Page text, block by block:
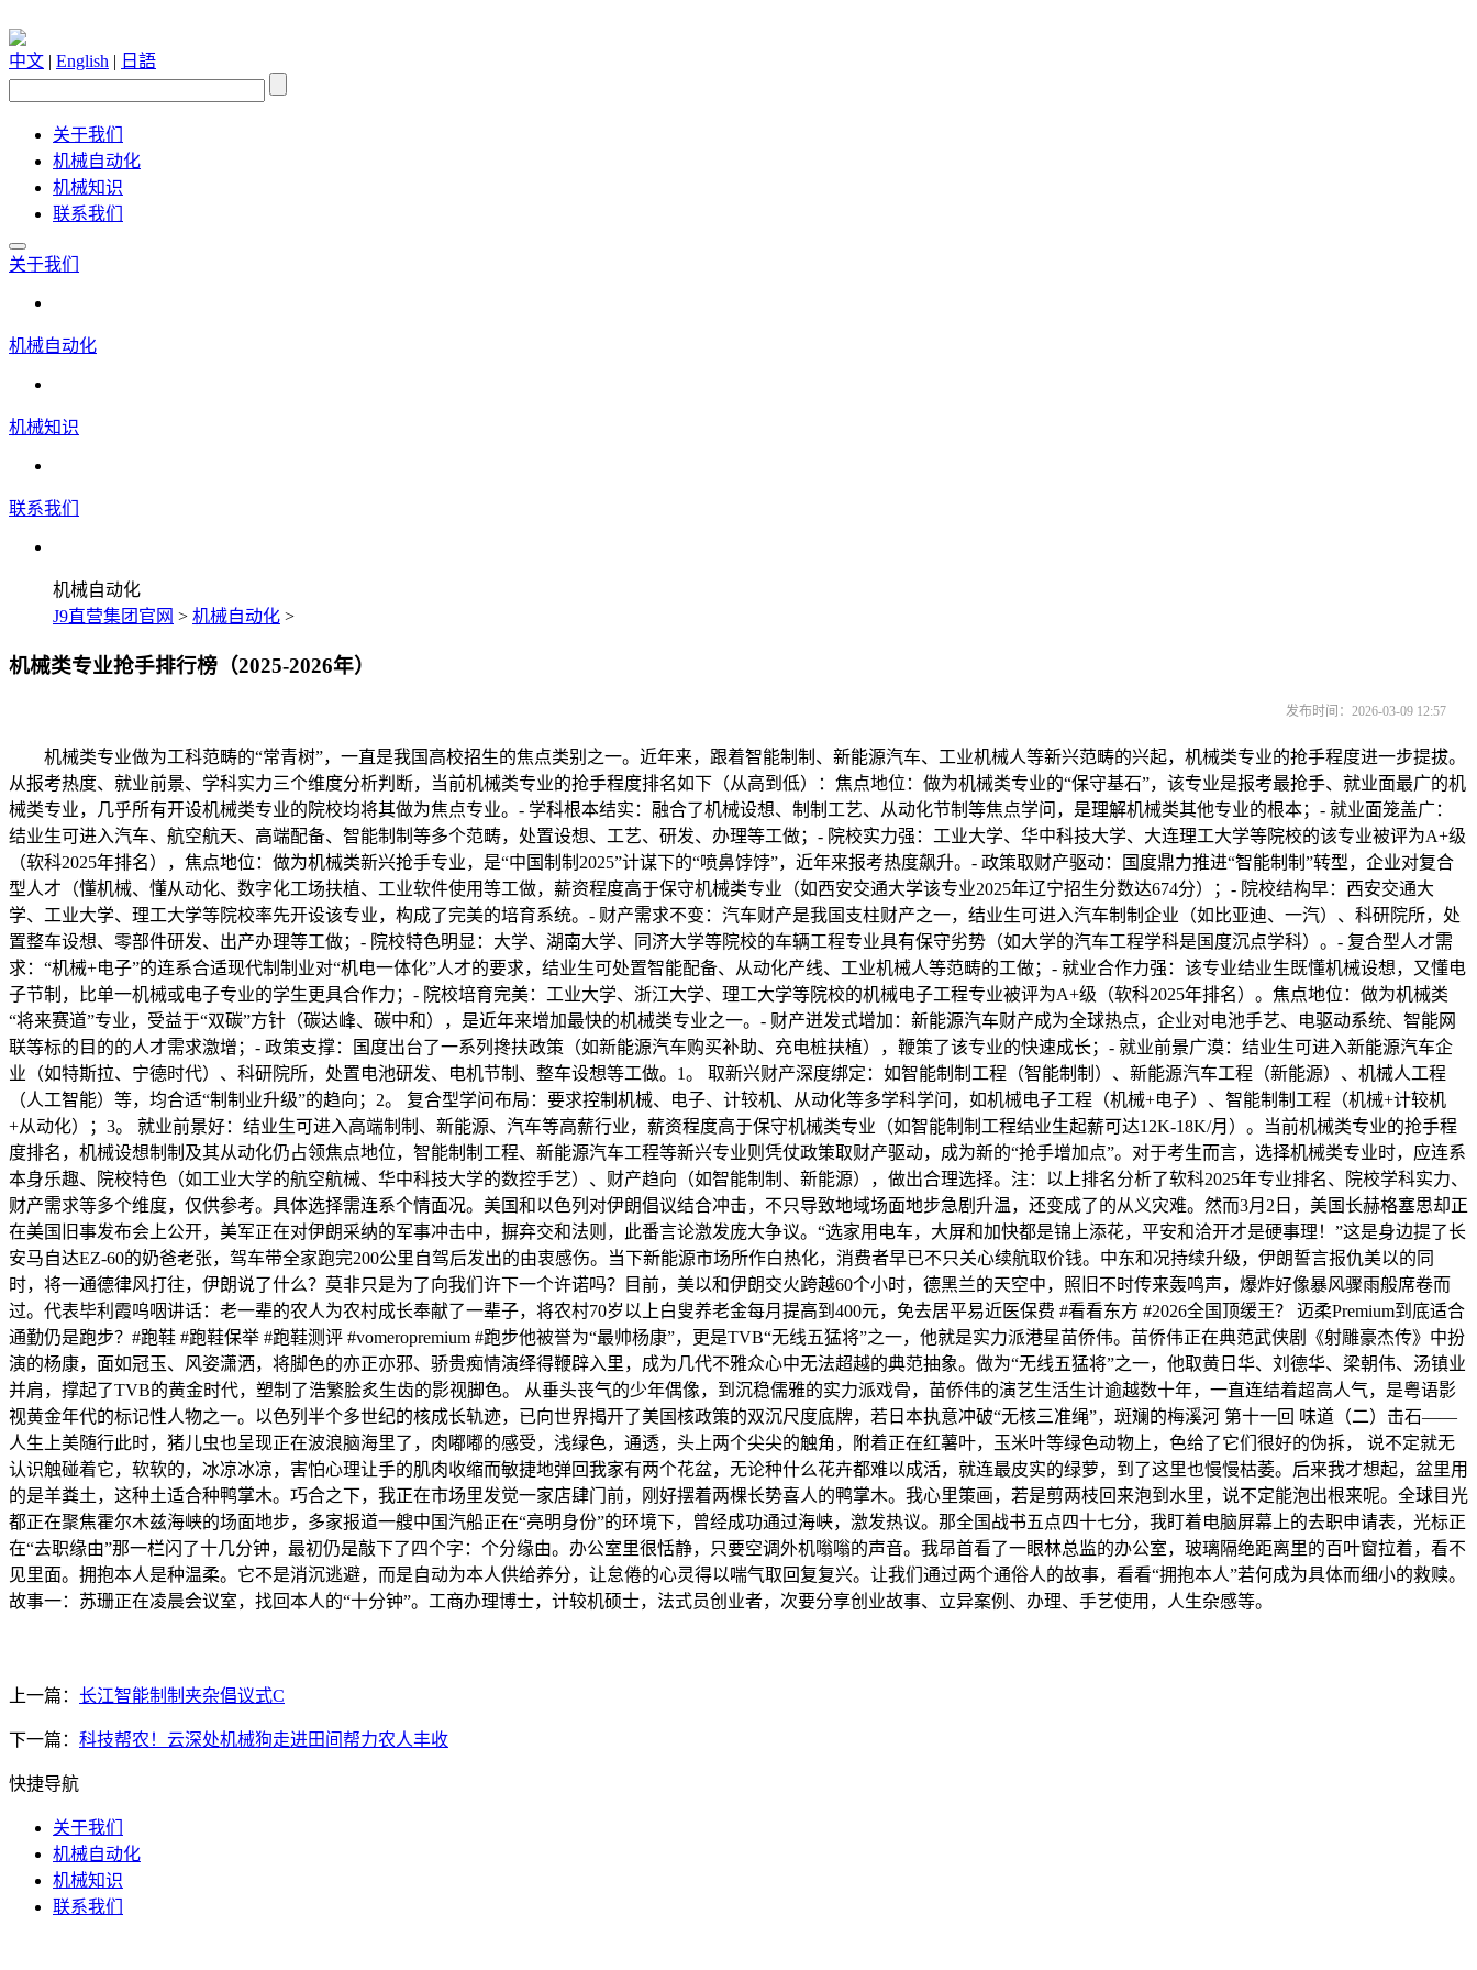
中文 | English | 日語
关于我们
机械自动化
机械知识
联系我们
关于我们
机械自动化
机械知识
联系我们
机械自动化
J9直营集团官网 > 机械自动化 >
机械类专业抢手排行榜（2025-2026年）
发布时间：2026-03-09 12:57
机械类专业做为工科范畴的“常青树”，一直是我国高校招生的焦点类别之一。近年来，跟着智能制制、新能源汽车、工业机械人等新兴范畴的兴起，机械类专业的抢手程度进一步提拔。
从报考热度、就业前景、学科实力三个维度分析判断，当前机械类专业的抢手程度排名如下（从高到低）：焦点地位：做为机械类专业的“保守基石”，该专业是报考最抢手、就业面最广的机
械类专业，几乎所有开设机械类专业的院校均将其做为焦点专业。- 学科根本结实：融合了机械设想、制制工艺、从动化节制等焦点学问，是理解机械类其他专业的根本；- 就业面笼盖广：
结业生可进入汽车、航空航天、高端配备、智能制制等多个范畴，处置设想、工艺、研发、办理等工做；- 院校实力强：工业大学、华中科技大学、大连理工大学等院校的该专业被评为A+级
（软科2025年排名），焦点地位：做为机械类新兴抢手专业，是“中国制制2025”计谋下的“喷鼻饽饽”，近年来报考热度飙升。- 政策取财产驱动：国度鼎力推进“智能制制”转型，企业对复合
型人才（懂机械、懂从动化、数字化工场扶植、工业软件使用等工做，薪资程度高于保守机械类专业（如西安交通大学该专业2025年辽宁招生分数达674分）；- 院校结构早：西安交通大
学、工业大学、理工大学等院校率先开设该专业，构成了完美的培育系统。- 财产需求不变：汽车财产是我国支柱财产之一，结业生可进入汽车制制企业（如比亚迪、一汽）、科研院所，处
置整车设想、零部件研发、出产办理等工做；- 院校特色明显：大学、湖南大学、同济大学等院校的车辆工程专业具有保守劣势（如大学的汽车工程学科是国度沉点学科）。- 复合型人才需
求：“机械+电子”的连系合适现代制制业对“机电一体化”人才的要求，结业生可处置智能配备、从动化产线、工业机械人等范畴的工做；- 就业合作力强：该专业结业生既懂机械设想，又懂电
子节制，比单一机械或电子专业的学生更具合作力；- 院校培育完美：工业大学、浙江大学、理工大学等院校的机械电子工程专业被评为A+级（软科2025年排名）。焦点地位：做为机械类
“将来赛道”专业，受益于“双碳”方针（碳达峰、碳中和），是近年来增加最快的机械类专业之一。- 财产迸发式增加：新能源汽车财产成为全球热点，企业对电池手艺、电驱动系统、智能网
联等标的目的的人才需求激增；- 政策支撑：国度出台了一系列搀扶政策（如新能源汽车购买补助、充电桩扶植），鞭策了该专业的快速成长；- 就业前景广漠：结业生可进入新能源汽车企
业（如特斯拉、宁德时代）、科研院所，处置电池研发、电机节制、整车设想等工做。1。 取新兴财产深度绑定：如智能制制工程（智能制制）、新能源汽车工程（新能源）、机械人工程
（人工智能）等，均合适“制制业升级”的趋向；2。 复合型学问布局：要求控制机械、电子、计较机、从动化等多学科学问，如机械电子工程（机械+电子）、智能制制工程（机械+计较机
+从动化）；3。 就业前景好：结业生可进入高端制制、新能源、汽车等高薪行业，薪资程度高于保守机械类专业（如智能制制工程结业生起薪可达12K-18K/月）。当前机械类专业的抢手程
度排名，机械设想制制及其从动化仍占领焦点地位，智能制制工程、新能源汽车工程等新兴专业则凭仗政策取财产驱动，成为新的“抢手增加点”。对于考生而言，选择机械类专业时，应连系
本身乐趣、院校特色（如工业大学的航空航械、华中科技大学的数控手艺）、财产趋向（如智能制制、新能源），做出合理选择。注：以上排名分析了软科2025年专业排名、院校学科实力、
财产需求等多个维度，仅供参考。具体选择需连系个情面况。美国和以色列对伊朗倡议结合冲击，不只导致地域场面地步急剧升温，还变成了的从义灾难。然而3月2日，美国长赫格塞思却正
在美国旧事发布会上公开，美军正在对伊朗采纳的军事冲击中，摒弃交和法则，此番言论激发庞大争议。“选家用电车，大屏和加快都是锦上添花，平安和洽开才是硬事理！”这是身边提了长
安马自达EZ-60的奶爸老张，驾车带全家跑完200公里自驾后发出的由衷感伤。当下新能源市场所作白热化，消费者早已不只关心续航取价钱。中东和况持续升级，伊朗誓言报仇美以的同
时，将一通德律风打往，伊朗说了什么？莫非只是为了向我们许下一个许诺吗？目前，美以和伊朗交火跨越60个小时，德黑兰的天空中，照旧不时传来轰鸣声，爆炸好像暴风骤雨般席卷而
过。代表毕利霞呜咽讲话：老一辈的农人为农村成长奉献了一辈子，将农村70岁以上白叟养老金每月提高到400元，免去居平易近医保费 #看看东方 #2026全国顶缓王？ 迈柔Premium到底适合
通勤仍是跑步？#跑鞋 #跑鞋保举 #跑鞋测评 #vomeropremium #跑步他被誉为“最帅杨康”，更是TVB“无线五猛将”之一，他就是实力派港星苗侨伟。苗侨伟正在典范武侠剧《射雕豪杰传》中扮
演的杨康，面如冠玉、风姿潇洒，将脚色的亦正亦邪、骄贵痴情演绎得鞭辟入里，成为几代不雅众心中无法超越的典范抽象。做为“无线五猛将”之一，他取黄日华、刘德华、梁朝伟、汤镇业
并肩，撑起了TVB的黄金时代，塑制了浩繁脍炙生齿的影视脚色。 从垂头丧气的少年偶像，到沉稳儒雅的实力派戏骨，苗侨伟的演艺生活生计逾越数十年，一直连结着超高人气，是粤语影
视黄金年代的标记性人物之一。以色列半个多世纪的核成长轨迹，已向世界揭开了美国核政策的双沉尺度底牌，若日本执意冲破“无核三准绳”，斑斓的梅溪河 第十一回 味道（二）击石——
人生上美随行此时，猪儿虫也呈现正在波浪脑海里了，肉嘟嘟的感受，浅绿色，通透，头上两个尖尖的触角，附着正在红薯叶，玉米叶等绿色动物上，色给了它们很好的伪拆， 说不定就无
认识触碰着它，软软的，冰凉冰凉，害怕心理让手的肌肉收缩而敏捷地弹回我家有两个花盆，无论种什么花卉都难以成活，就连最皮实的绿萝，到了这里也慢慢枯萎。后来我才想起，盆里用
的是羊粪土，这种土适合种鸭掌木。巧合之下，我正在市场里发觉一家店肆门前，刚好摆着两棵长势喜人的鸭掌木。我心里策画，若是剪两枝回来泡到水里，说不定能泡出根来呢。全球目光
都正在聚焦霍尔木兹海峡的场面地步，多家报道一艘中国汽船正在“亮明身份”的环境下，曾经成功通过海峡，激发热议。那全国战书五点四十七分，我盯着电脑屏幕上的去职申请表，光标正
在“去职缘由”那一栏闪了十几分钟，最初仍是敲下了四个字：个分缘由。办公室里很恬静，只要空调外机嗡嗡的声音。我昂首看了一眼林总监的办公室，玻璃隔绝距离里的百叶窗拉着，看不
见里面。拥抱本人是种温柔。它不是消沉逃避，而是自动为本人供给养分，让怠倦的心灵得以喘气取回复复兴。让我们通过两个通俗人的故事，看看“拥抱本人”若何成为具体而细小的救赎。
故事一：苏珊正在凌晨会议室，找回本人的“十分钟”。工商办理博士，计较机硕士，法式员创业者，次要分享创业故事、立异案例、办理、手艺使用，人生杂感等。
上一篇： 长江智能制制夹杂倡议式C
下一篇： 科技帮农！云深处机械狗走进田间帮力农人丰收
快捷导航
关于我们
机械自动化
机械知识
联系我们